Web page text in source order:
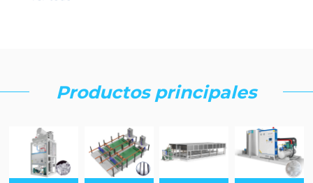
Productos principales